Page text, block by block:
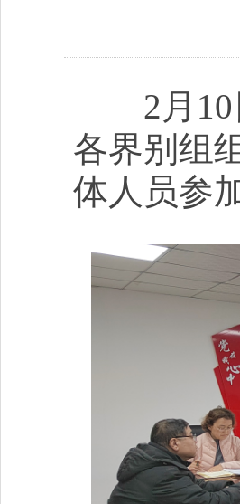
2月10日
各界别组
体人员参